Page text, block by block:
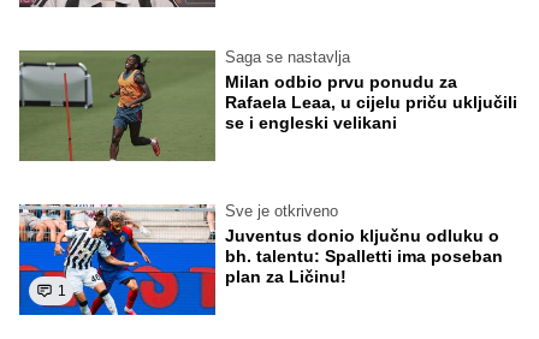
Saga se nastavlja
Milan odbio prvu ponudu za
Rafaela Leaa, u cijelu priču uključili
se i engleski velikani
1
Sve je otkriveno
Juventus donio ključnu odluku o
bh. talentu: Spalletti ima poseban
plan za Ličinu!